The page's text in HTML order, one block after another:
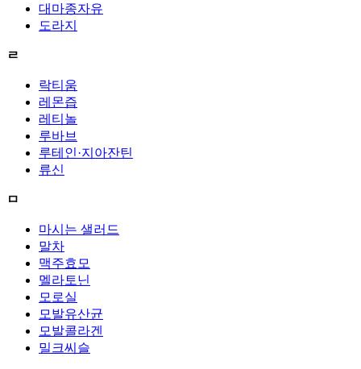
대마종자유
도라지
ㄹ
락티움
레몬즙
레티놀
루바브
루테인·지아잔틴
류신
ㅁ
마시는 샐러드
말차
맥주효모
멜라토닌
모로실
모발유산균
모발콜라겐
밀크씨슬